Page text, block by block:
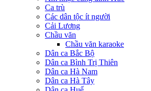
Ca trù
Các dân tộc ít người
Cải Lương
Chầu văn
Chầu văn karaoke
Dân ca Bắc Bộ
Dân ca Bình Trị Thiên
Dân ca Hà Nam
Dân ca Hà Tây